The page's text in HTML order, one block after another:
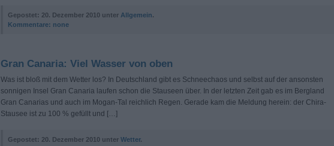
Gepostet: 20. Dezember 2010 unter Allgemein.
Kommentare: none
Gran Canaria: Viel Wasser von oben
Was ist bloß mit dem Wetter los? In Deutschland gibt es Schneechaos und selbst auf der ansonsten
sonnigen Insel Gran Canaria laufen schon die Stauseen über. In der letzten Zeit gab es im Bergland
Gran Canarias und auch im Mogan-Tal reichlich Regen. Gerade kam die Meldung herein: der Chira-
Stausee ist zu 100 % gefüllt und […]
Gepostet: 20. Dezember 2010 unter Wetter.